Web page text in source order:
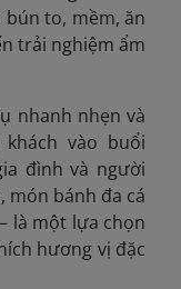
bún to, mềm, ăn
trải nghiệm ẩm
nhanh nhẹn và
vào buổi
đình và người
món bánh đa cá
là một lựa chọn
hương vị đặc